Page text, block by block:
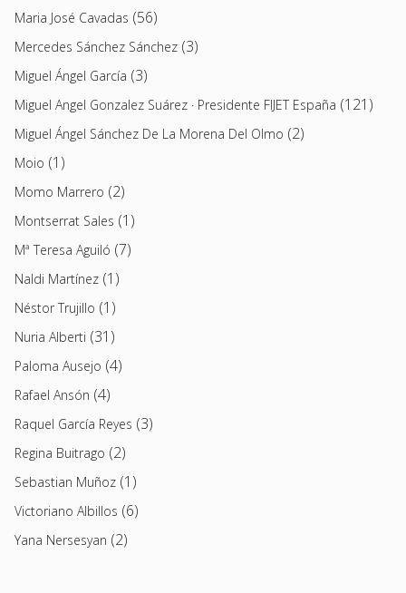
Maria José Cavadas (56)
Mercedes Sánchez Sánchez (3)
Miguel Ángel García (3)
Miguel Angel Gonzalez Suárez · Presidente FIJET España (121)
Miguel Ángel Sánchez De La Morena Del Olmo (2)
Moio (1)
Momo Marrero (2)
Montserrat Sales (1)
Mª Teresa Aguiló (7)
Naldi Martínez (1)
Néstor Trujillo (1)
Nuria Alberti (31)
Paloma Ausejo (4)
Rafael Ansón (4)
Raquel García Reyes (3)
Regina Buitrago (2)
Sebastian Muñoz (1)
Victoriano Albillos (6)
Yana Nersesyan (2)